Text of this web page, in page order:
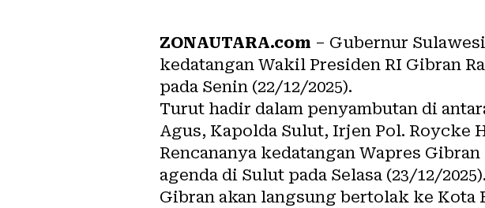
ZONAUTARA.com – Gubernur
kedatangan Wakil Presiden RI Gibran
pada Senin (22/12/2025).
Turut hadir dalam penyambutan di
Agus, Kapolda Sulut, Irjen Pol. Roycke
Rencananya kedatangan Wapres
agenda di Sulut pada Selasa (23/12/2025).
Gibran akan langsung bertolak ke